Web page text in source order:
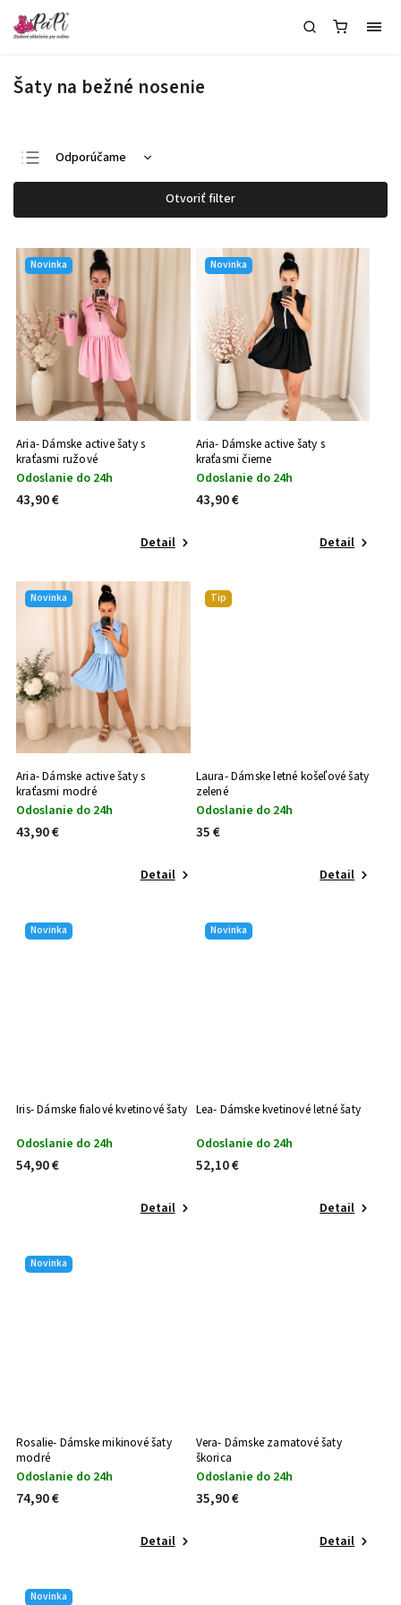
Šaty na bežné nosenie
Odporúčame
Najlacnejšie
Najdrahšie
Najpredávanejšie
Abecedne
Otvoriť filter
Novinka
Aria- Dámske active šaty s
kraťasmi ružové
Odoslanie do 24h
43,90 €
Detail
Novinka
Aria- Dámske active šaty s
kraťasmi čierne
Odoslanie do 24h
43,90 €
Detail
Novinka
Aria- Dámske active šaty s
kraťasmi modré
Odoslanie do 24h
43,90 €
Detail
Tip
Laura- Dámske letné košeľové šaty
zelené
Odoslanie do 24h
35 €
Detail
Novinka
Iris- Dámske fialové kvetinové šaty
Odoslanie do 24h
54,90 €
Detail
Novinka
Lea- Dámske kvetinové letné šaty
Odoslanie do 24h
52,10 €
Detail
Novinka
Rosalie- Dámske mikinové šaty
modré
Odoslanie do 24h
74,90 €
Detail
Vera- Dámske zamatové šaty
škorica
Odoslanie do 24h
35,90 €
Detail
Novinka